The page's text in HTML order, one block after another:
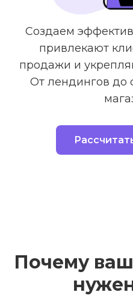
Создаем
привлекают
продажи и
От лендингов до
Почему